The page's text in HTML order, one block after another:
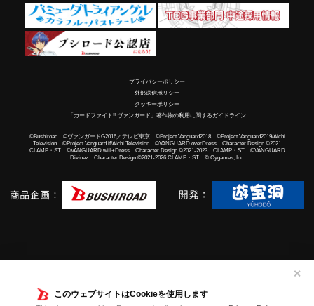
このウェブサイトはCookieを使用します
✕
プライバシーポリシー
外部送信ポリシー
クッキーポリシー
「カードファイト!! ヴァンガード」著作物の利用に関するガイドライン
©Bushiroad ©ヴァンガードG2016／テレビ東京 ©Project Vanguard2018 ©Project Vanguard2019/Aichi
Television ©Project Vanguard if/Aichi Television ©VANGUARD overDress Character Design ©2021
CLAMP・ST ©VANGUARD will+Dress Character Design ©2021-2023 CLAMP・ST ©VANGUARD
Divinez Character Design ©2021-2026 CLAMP・ST © Cygames, Inc.